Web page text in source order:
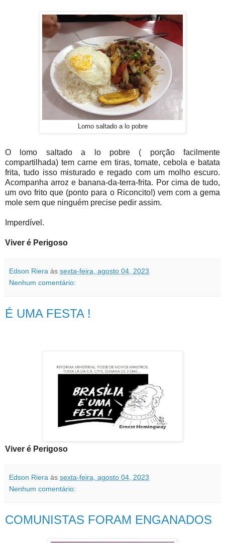
Lomo saltado a lo pobre
O lomo saltado a lo pobre ( porção facilmente
compartilhada) tem carne em tiras, tomate, cebola e batata
frita, tudo isso misturado e regado com um molho escuro.
Acompanha arroz e banana-da-terra-frita. Por cima de tudo,
um ovo frito que (ponto para o Riconcito!) vem com a gema
mole sem que ninguém precise pedir assim.
Imperdível.
Viver é Perigoso
Edson Riera às sexta-feira, agosto 04, 2023
Nenhum comentário:
É UMA FESTA !
Viver é Perigoso
Edson Riera às sexta-feira, agosto 04, 2023
Nenhum comentário:
COMUNISTAS FORAM ENGANADOS